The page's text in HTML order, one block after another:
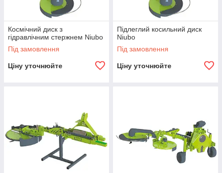
Космічний диск з
гідравлічним стержнем Niubo
Під замовлення
Ціну уточнюйте
Підлеглий косильний диск
Niubo
Під замовлення
Ціну уточнюйте